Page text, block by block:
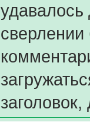
удавалось
сверлении